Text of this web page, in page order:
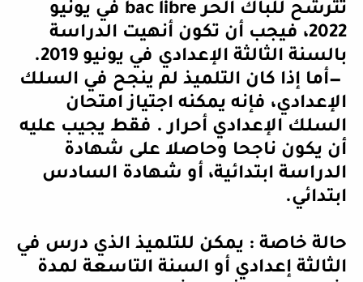
‏تترشح للباك الحرbac libre في يونيو
2022، فيجب أن تكون أنهيت الدراسة
بالسنة الثالثة الإعدادي في يونيو 2019
.
—‏أما إذا كان التلميذ لم ينجح في السلك
الإعدادي، فإنه يمكنه اجتياز امتحان
السلك الإعدادي أحرار . فقط يجيب عليه
أن يكون ناجحا وحاصلا على شهادة
الدراسة ابتدائية، أو شهادة السادس
ابتدائي.
‏حالة خاصة : يمكن للتلميذ الذي درس في
الثالثة إعدادي أو السنة التاسعة لمدة